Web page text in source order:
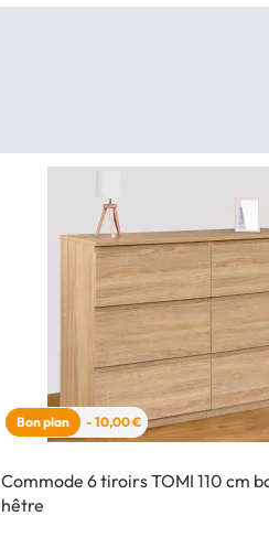
Bon plan - 10,00 €
Commode 6 tiroirs TOMI 110 cm
hêtre